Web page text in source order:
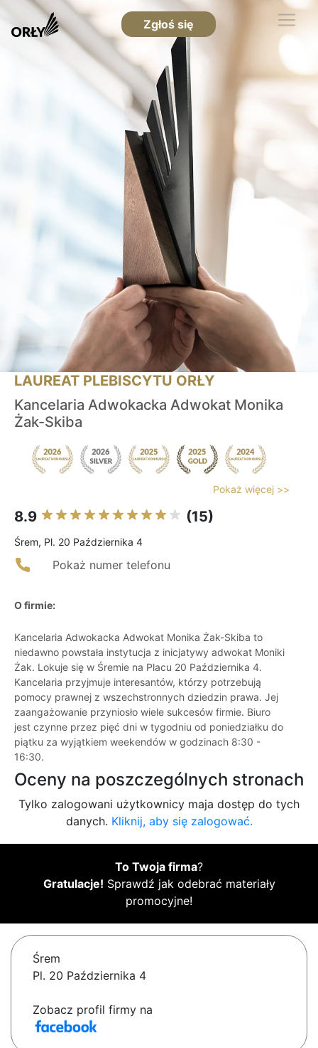
Zgłoś się
LAUREAT PLEBISCYTU ORŁY
Kancelaria Adwokacka Adwokat Monika
Żak-Skiba
Pokaż więcej >>
8.9 (15)
Śrem, Pl. 20 Października 4
Pokaż numer telefonu
O firmie:
Kancelaria Adwokacka Adwokat Monika Żak-Skiba to
niedawno powstała instytucja z inicjatywy adwokat Moniki
Żak. Lokuje się w Śremie na Placu 20 Października 4.
Kancelaria przyjmuje interesantów, którzy potrzebują
pomocy prawnej z wszechstronnych dziedzin prawa. Jej
zaangażowanie przyniosło wiele sukcesów firmie. Biuro
jest czynne przez pięć dni w tygodniu od poniedziałku do
piątku za wyjątkiem weekendów w godzinach 8:30 -
16:30.
Oceny na poszczególnych stronach
Tylko zalogowani użytkownicy maja dostęp do tych
danych. Kliknij, aby się zalogować.
To Twoja firma?
Gratulacje! Sprawdź jak odebrać materiały
promocyjne!
Śrem
Pl. 20 Października 4
Zobacz profil firmy na